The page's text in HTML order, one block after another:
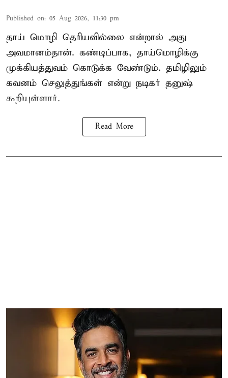
Published on: 05 Aug 2026, 11:30 pm
தாய் மொழி தெரியவில்லை என்றால் அது
அவமானம்தான். கண்டிப்பாக, தாய்மொழிக்கு
முக்கியத்துவம் கொடுக்க வேண்டும். தமிழிலும்
கவனம் செலுத்துங்கள் என்று நடிகர் தனுஷ்
கூறியுள்ளார்.
Read More